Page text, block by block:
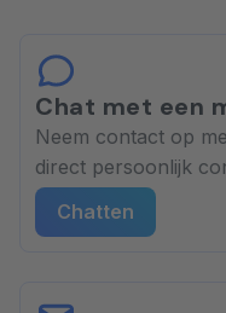
Chat met een
Neem contact op
direct persoonlijk
Chatten